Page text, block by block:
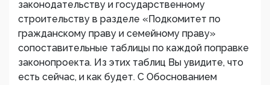
законодательству и государственному
строительству в разделе «Подкомитет по
гражданскому праву и семейному праву»
сопоставительные таблицы по каждой поправке
законопроекта. Из этих таблиц Вы увидите, что
есть сейчас, и как будет. С Обоснованием